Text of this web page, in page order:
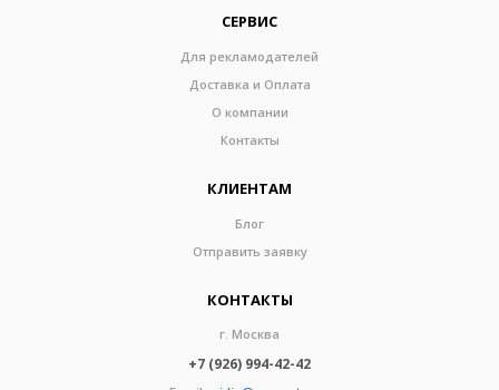
СЕРВИС
Для рекламодателей
Доставка и Оплата
О компании
Контакты
КЛИЕНТАМ
Блог
Отправить заявку
КОНТАКТЫ
г. Москва
+7 (926) 994-42-42